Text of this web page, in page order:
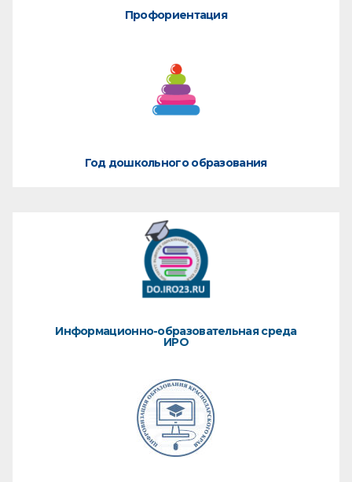
Профориентация
Год дошкольного образования
Информационно-образовательная среда
ИРО